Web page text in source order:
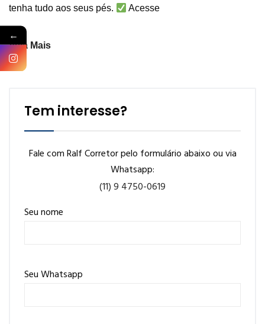
tenha tudo aos seus pés.
Acesse
Veja Mais
Tem interesse?
Fale com Ralf Corretor pelo formulário abaixo ou via
Whatsapp:
(11) 9 4750-0619
Seu nome
Seu Whatsapp
←